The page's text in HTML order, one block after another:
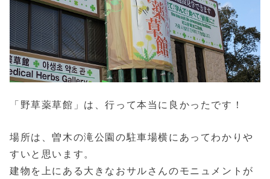
「野草薬草館」は、行って本当に良かったです！
場所は、曽木の滝公園の駐車場横にあってわかりや
すいと思います。
建物を上にある大きなおサルさんのモニュメントが